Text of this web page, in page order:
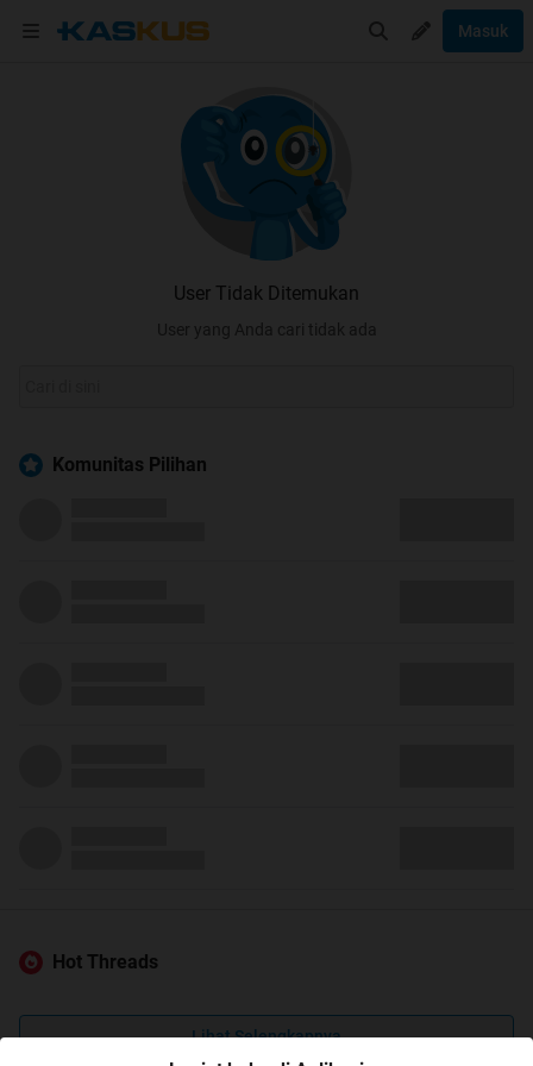
Masuk
User Tidak Ditemukan
User yang Anda cari tidak ada
Komunitas Pilihan
Hot Threads
Lihat Selengkapnya